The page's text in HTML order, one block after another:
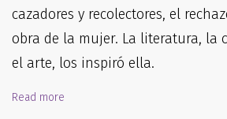
cazadores y recolectores, el
obra de la mujer. La literatura, la
el arte, los inspiró ella.
Read more